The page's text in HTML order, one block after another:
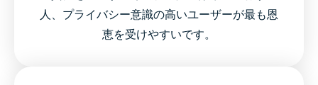
人、プライバシー意識の高いユーザーが最も恩
恵を受けやすいです。